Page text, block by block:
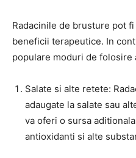
Radacinile de brusture pot
beneficii terapeutice. In
populare moduri de folosire
Salate si alte retete:
adaugate la salate sau
va oferi o sursa
antioxidanti si alte